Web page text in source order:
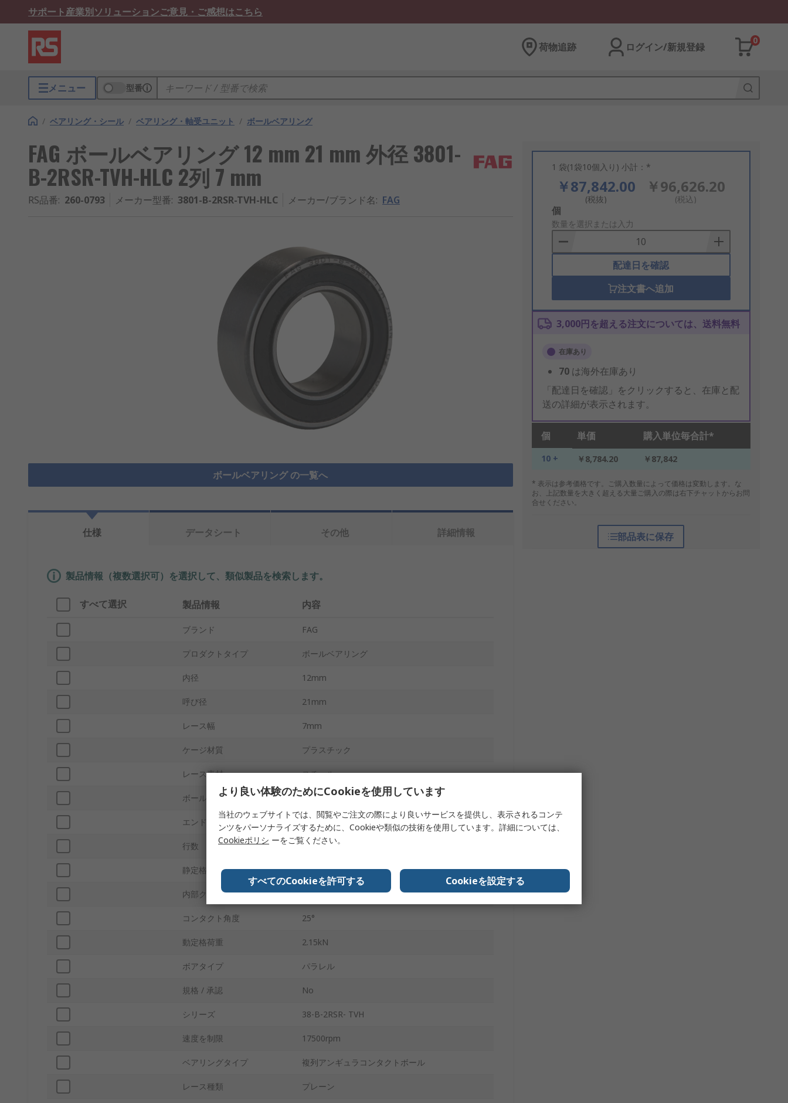
サポート産業別ソリューションご意見・ご感想はこちら
荷物追跡 ログイン/新規登録
0
メニュー 型番
/ ベアリング・シール / ベアリング・軸受ユニット / ボールベアリング
FAG ボールベアリング 12 mm 21 mm 外径 3801-
B-2RSR-TVH-HLC 2列 7 mm
RS品番: 260-0793 メーカー型番: 3801-B-2RSR-TVH-HLC メーカー/ブランド名: FAG
ボールベアリング の一覧へ
1 袋(1袋10個入り) 小計：*
￥87,842.00
(税抜)
￥96,626.20
(税込)
Add
to
Basket
個
数量を選択または入力
配達日を確認
注文書へ追加
3,000円を超える注文については、送料無料
在庫あり
70 は海外在庫あり
「配達日を確認」をクリックすると、在庫と配
送の詳細が表示されます。
個 単価 購入単位毎合計*
10 + ￥8,784.20 ￥87,842
* 表示は参考価格です。ご購入数量によって価格は変動します。な
お、上記数量を大きく超える大量ご購入の際は右下チャットからお問
合せください。
部品表に保存
仕様 データシート その他 詳細情報
製品情報（複数選択可）を選択して、類似製品を検索します。
すべて選択 製品情報 内容
ブランド FAG
プロダクトタイプ ボールベアリング
内径 12mm
呼び径 21mm
レース幅 7mm
ケージ材質 プラスチック
レース素材 スチール
ボール材質 スチール
エンドタイプ クローズ
行数 2
静定格荷重 1.52kN
内部クリアランス CN
コンタクト角度 25°
動定格荷重 2.15kN
ボアタイプ パラレル
規格 / 承認 No
シリーズ 38-B-2RSR- TVH
速度を制限 17500rpm
ベアリングタイプ 複列アンギュラコンタクトボール
レース種類 プレーン
より良い体験のためにCookieを使用しています
当社のウェブサイトでは、閲覧やご注文の際により良いサービスを提供し、表示されるコンテ
ンツをパーソナライズするために、Cookieや類似の技術を使用しています。詳細については、
Cookieポリシ ーをご覧ください。
すべてのCookieを許可する Cookieを設定する